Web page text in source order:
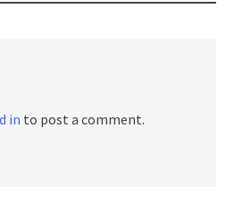
in to post a comment.